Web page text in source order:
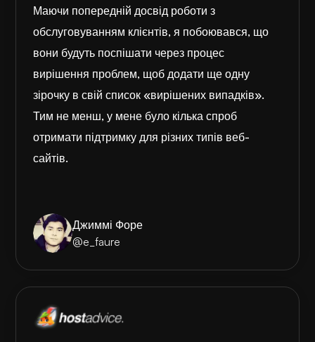
Маючи попередній досвід роботи з
обслуговуванням клієнтів, я побоювався, що
вони будуть поспішати через процес
вирішення проблем, щоб додати ще одну
зірочку в свій список «вирішених випадків».
Тим не менш, у мене було кілька спроб
отримати підтримку для різних типів веб-
сайтів.
Джиммі Форе
@e_faure